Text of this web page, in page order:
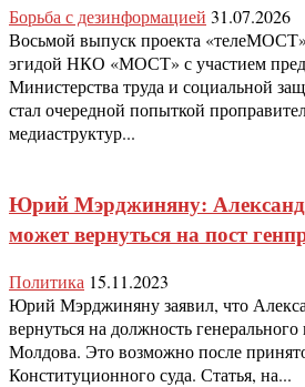
Борьба с дезинформацией 31.07.2026
Восьмой выпуск проекта
эгидой НКО «МОСТ» с участием
Министерства труда и социальной
стал очередной попыткой
медиаструктур...
Юрий Мэрджиняну:
может вернуться на пост
Политика 15.11.2023
Юрий Мэрджиняну заявил, что
вернуться на должность
Молдова. Это возможно после
Конституционного суда. Статья, на...